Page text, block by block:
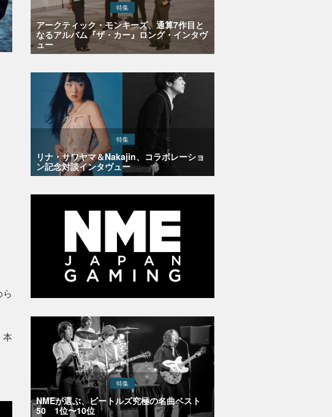
特集
アークティック・モンキーズ、通算7作目と
なるアルバム『ザ・カー』ロング・インタヴ
ュー
特集
リナ・サワヤマ＆Nakajin、コラボレーショ
ン記念対談インタヴュー
特集
NMEが選ぶ、ビートルズ究極の名曲ベスト
50 1位〜10位